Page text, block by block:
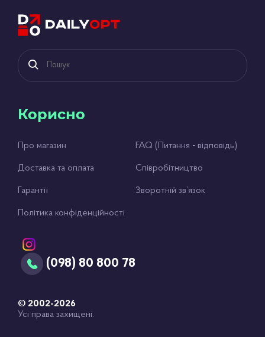
Корисно
Про магазин FAQ (Питання - відповідь)
Доставка та оплата Співробітництво
Гарантії Зворотній зв’язок
Політика конфіденційності
(098) 80 800 78
© 2002-2026
Усі права захищені.